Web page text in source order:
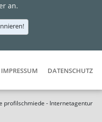
an.
IMPRESSUM DATENSCHUTZ
profilschmiede - Internetagentur